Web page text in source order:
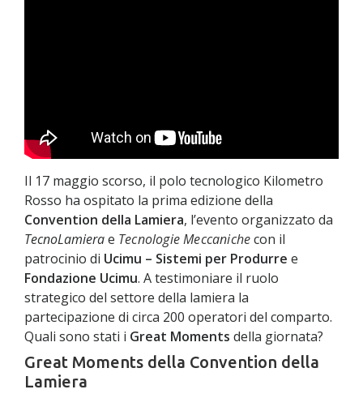
Il 17 maggio scorso, il polo tecnologico Kilometro
Rosso ha ospitato la prima edizione della
Convention della Lamiera, l’evento organizzato da
TecnoLamierae Tecnologie Meccanichecon il
patrocinio di Ucimu – Sistemi per Produrre e
Fondazione Ucimu. A testimoniare il ruolo
strategico del settore della lamiera la
partecipazione di circa 200 operatori del comparto.
Quali sono stati i Great Moments della giornata?
Great Moments della Convention della
Lamiera